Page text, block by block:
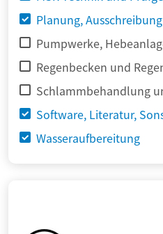
Planung,
Pumpwerke,
Regenbecken und
Schlammbehandlung
Software, Literatur,
Wasseraufbereitung